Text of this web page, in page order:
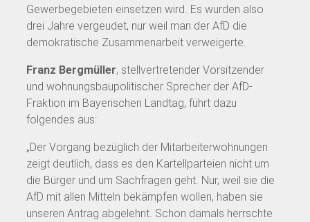
Gewerbegebieten einsetzen wird. Es wurden also
drei Jahre vergeudet, nur weil man der AfD die
demokratische Zusammenarbeit verweigerte.
Franz Bergmüller, stellvertretender Vorsitzender
und wohnungsbaupolitischer Sprecher der AfD-
Fraktion im Bayerischen Landtag, führt dazu
folgendes aus:
„Der Vorgang bezüglich der Mitarbeiterwohnungen
zeigt deutlich, dass es den Kartellparteien nicht um
die Bürger und um Sachfragen geht. Nur, weil sie die
AfD mit allen Mitteln bekämpfen wollen, haben sie
unseren Antrag abgelehnt. Schon damals herrschte